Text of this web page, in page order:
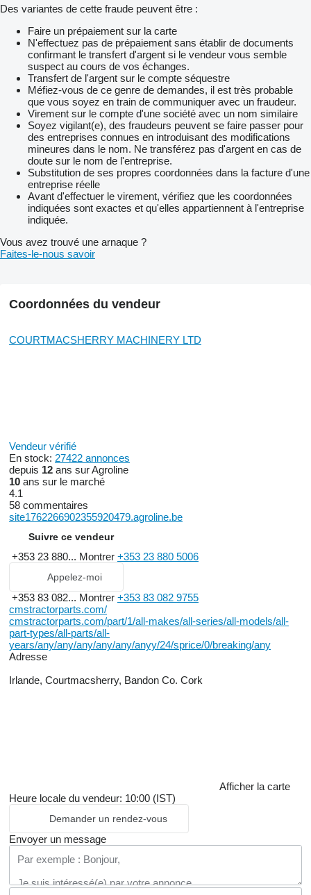
Des variantes de cette fraude peuvent être :
Faire un prépaiement sur la carte
N'effectuez pas de prépaiement sans établir de documents
confirmant le transfert d'argent si le vendeur vous semble
suspect au cours de vos échanges.
Transfert de l'argent sur le compte séquestre
Méfiez-vous de ce genre de demandes, il est très probable
que vous soyez en train de communiquer avec un fraudeur.
Virement sur le compte d'une société avec un nom similaire
Soyez vigilant(e), des fraudeurs peuvent se faire passer pour
des entreprises connues en introduisant des modifications
mineures dans le nom. Ne transférez pas d'argent en cas de
doute sur le nom de l'entreprise.
Substitution de ses propres coordonnées dans la facture d'une
entreprise réelle
Avant d'effectuer le virement, vérifiez que les coordonnées
indiquées sont exactes et qu'elles appartiennent à l'entreprise
indiquée.
Vous avez trouvé une arnaque ?
Faites-le-nous savoir
Coordonnées du vendeur
COURTMACSHERRY MACHINERY LTD
Vendeur vérifié
En stock: 27422 annonces
depuis 12 ans sur Agroline
10 ans sur le marché
4.1
58 commentaires
site1762266902355920479.agroline.be
Suivre ce vendeur
+353 23 880... Montrer +353 23 880 5006
Appelez-moi
+353 83 082... Montrer +353 83 082 9755
cmstractorparts.com/
cmstractorparts.com/part/1/all-makes/all-series/all-models/all-
part-types/all-parts/all-
years/any/any/any/any/any/anyy/24/sprice/0/breaking/any
Adresse
Irlande, Courtmacsherry, Bandon Co. Cork
Afficher la carte
Heure locale du vendeur: 10:00 (IST)
Demander un rendez-vous
Envoyer un message